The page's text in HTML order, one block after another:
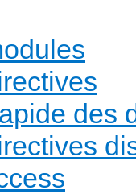
des